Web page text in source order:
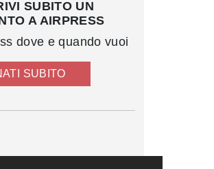
SUBITO UN
A AIRPRESS
dove e quando vuoi
SUBITO